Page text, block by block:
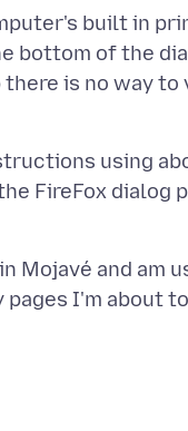
built in
bottom of the
is no way
using
FireFox dialog
Mojavé and am
pages I'm about